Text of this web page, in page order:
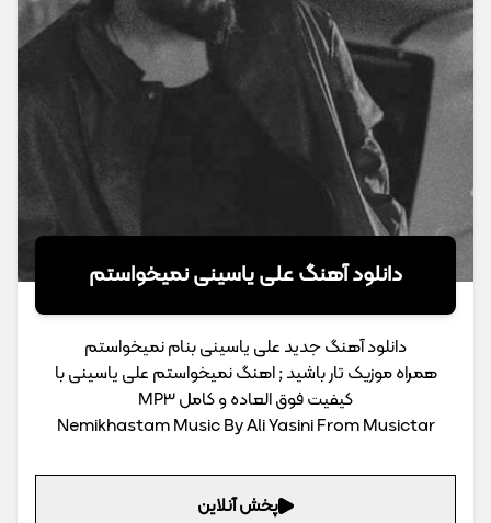
دانلود آهنگ علی یاسینی نمیخواستم
دانلود آهنگ جدید علی یاسینی بنام نمیخواستم
همراه موزیک تار باشید ; اهنگ نمیخواستم علی یاسینی با
کیفیت فوق العاده و کامل MP3
Nemikhastam Music By Ali Yasini From Musictar
پخش آنلاین